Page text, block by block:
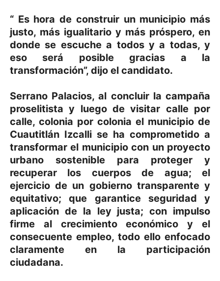
“ Es hora de construir un municipio más
justo, más igualitario y más próspero, en
donde se escuche a todos y a todas, y
eso será posible gracias a la
transformación”, dijo el candidato.
Serrano Palacios, al concluir la campaña
proselitista y luego de visitar calle por
calle, colonia por colonia el municipio de
Cuautitlán Izcalli se ha comprometido a
transformar el municipio con un proyecto
urbano sostenible para proteger y
recuperar los cuerpos de agua; el
ejercicio de un gobierno transparente y
equitativo; que garantice seguridad y
aplicación de la ley justa; con impulso
firme al crecimiento económico y el
consecuente empleo, todo ello enfocado
claramente en la participación
ciudadana.